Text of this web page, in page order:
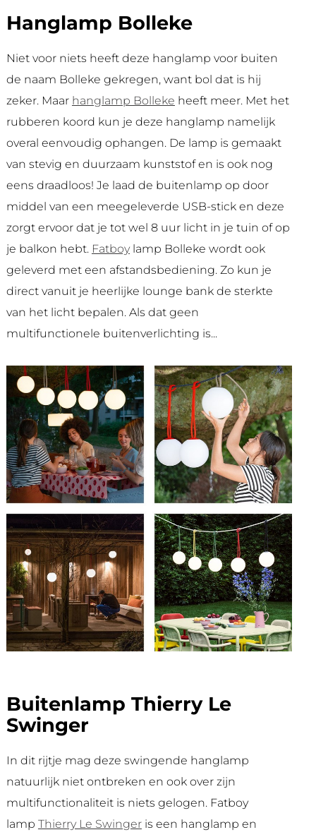
Hanglamp Bolleke
Niet voor niets heeft deze hanglamp voor buiten
de naam Bolleke gekregen, want bol dat is hij
zeker. Maar hanglamp Bolleke heeft meer. Met het
rubberen koord kun je deze hanglamp namelijk
overal eenvoudig ophangen. De lamp is gemaakt
van stevig en duurzaam kunststof en is ook nog
eens draadloos! Je laad de buitenlamp op door
middel van een meegeleverde USB-stick en deze
zorgt ervoor dat je tot wel 8 uur licht in je tuin of op
je balkon hebt. Fatboylamp Bolleke wordt ook
geleverd met een afstandsbediening. Zo kun je
direct vanuit je heerlijke lounge bank de sterkte
van het licht bepalen. Als dat geen
multifunctionele buitenverlichting is...
Buitenlamp Thierry Le
Swinger
In dit rijtje mag deze swingende hanglamp
natuurlijk niet ontbreken en ook over zijn
multifunctionaliteit is niets gelogen. Fatboy
lamp Thierry Le Swingeris een hanglamp en